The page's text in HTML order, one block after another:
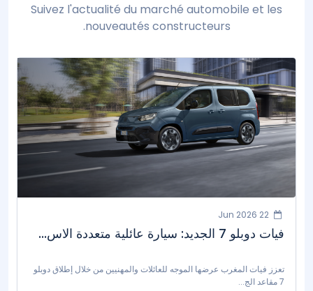
Suivez l'actualité du marché automobile et les
nouveautés constructeurs.
فيات دوبلو 7 الجديد: سيارة عائلية متعددة الاس...
تعزز فيات المغرب عرضها الموجه للعائلات والمهنيين من خلال إطلاق دوبلو
7 مقاعد الج...